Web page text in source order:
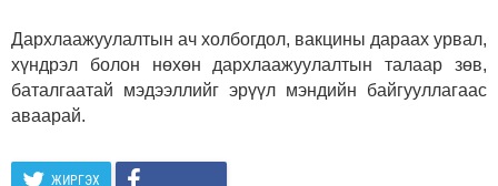
Дархлаажуулалтын ач холбогдол, вакцины дараах урвал,
хүндрэл болон нөхөн дархлаажуулалтын талаар зөв,
баталгаатай мэдээллийг эрүүл мэндийн байгууллагаас
аваарай.
ЖИРГЭХ